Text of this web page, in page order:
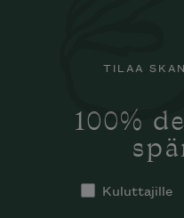
TILAA
100%
Kuluttajille